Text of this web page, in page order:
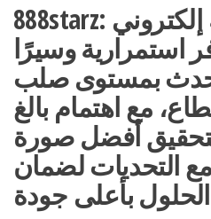
888starz: نظام مراهنة إلكتروني
استمرارية وسيرًا
بمستوى صلب
مع اهتمام بالغ
أفضل صورة
التحديات لضمان